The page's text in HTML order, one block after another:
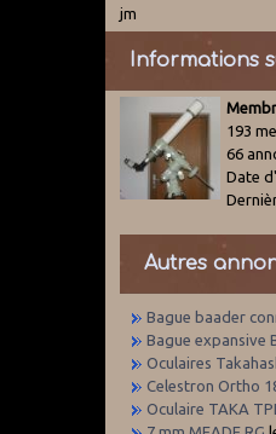
jm
Informations
193
66
Date
Autres
Bague baader
Bague expansive
Oculaires
Celestron Ortho
Oculaire TAKA